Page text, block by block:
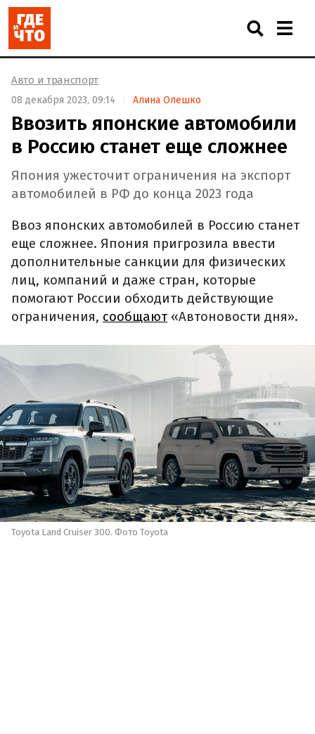
Авто и транспорт
08 декабря 2023, 09:14 Алина Олешко
Ввозить японские автомобили
в Россию станет еще сложнее
Япония ужесточит ограничения на экспорт
автомобилей в РФ до конца 2023 года
Ввоз японских автомобилей в Россию станет
еще сложнее. Япония пригрозила ввести
дополнительные санкции для физических
лиц, компаний и даже стран, которые
помогают России обходить действующие
ограничения, сообщают «Автоновости дня».
Toyota Land Cruiser 300. Фото Toyota